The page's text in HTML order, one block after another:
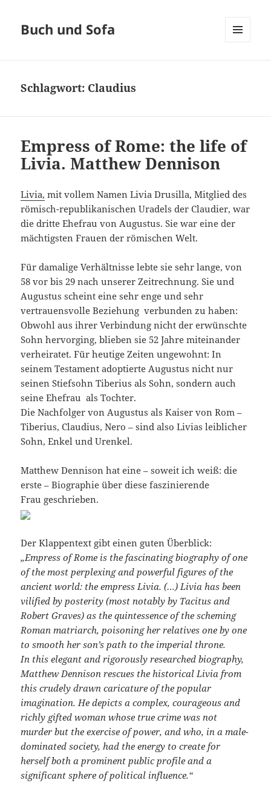
Buch und Sofa
Schlagwort: Claudius
Empress of Rome: the life of
Livia. Matthew Dennison
Livia, mit vollem Namen Livia Drusilla, Mitglied des
römisch-republikanischen Uradels der Claudier, war
die dritte Ehefrau von Augustus. Sie war eine der
mächtigsten Frauen der römischen Welt.
Für damalige Verhältnisse lebte sie sehr lange, von
58 vor bis 29 nach unserer Zeitrechnung. Sie und
Augustus scheint eine sehr enge und sehr
vertrauensvolle Beziehung verbunden zu haben:
Obwohl aus ihrer Verbindung nicht der erwünschte
Sohn hervorging, blieben sie 52 Jahre miteinander
verheiratet. Für heutige Zeiten ungewohnt: In
seinem Testament adoptierte Augustus nicht nur
seinen Stiefsohn Tiberius als Sohn, sondern auch
seine Ehefrau als Tochter.
Die Nachfolger von Augustus als Kaiser von Rom –
Tiberius, Claudius, Nero – sind also Livias leiblicher
Sohn, Enkel und Urenkel.
Matthew Dennison hat eine – soweit ich weiß: die
erste – Biographie über diese faszinierende
Frau geschrieben.
Der Klappentext gibt einen guten Überblick:
„Empress of Rome is the fascinating biography of one
of the most perplexing and powerful figures of the
ancient world: the empress Livia. (…) Livia has been
vilified by posterity (most notably by Tacitus and
Robert Graves) as the quintessence of the scheming
Roman matriarch, poisoning her relatives one by one
to smooth her son’s path to the imperial throne.
In this elegant and rigorously researched biography,
Matthew Dennison rescues the historical Livia from
this crudely drawn caricature of the popular
imagination. He depicts a complex, courageous and
richly gifted woman whose true crime was not
murder but the exercise of power, and who, in a male-
dominated society, had the energy to create for
herself both a prominent public profile and a
significant sphere of political influence.“